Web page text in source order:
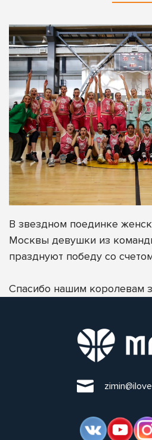
В звездном поединке
Москвы девушки из
празднуют победу со
Спасибо нашим королевам